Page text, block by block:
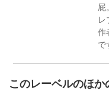
屁
レ
作
で
このレーベルのほか